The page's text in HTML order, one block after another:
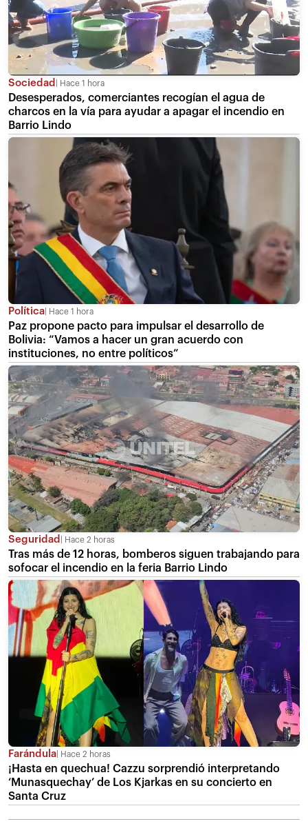
Sociedad Hace 1 hora
Desesperados, comerciantes recogían el agua de
charcos en la vía para ayudar a apagar el incendio en
Barrio Lindo
Política Hace 1 hora
Paz propone pacto para impulsar el desarrollo de
Bolivia: “Vamos a hacer un gran acuerdo con
instituciones, no entre políticos”
Seguridad Hace 2 horas
Tras más de 12 horas, bomberos siguen trabajando para
sofocar el incendio en la feria Barrio Lindo
Farándula Hace 2 horas
¡Hasta en quechua! Cazzu sorprendió interpretando
‘Munasquechay’ de Los Kjarkas en su concierto en
Santa Cruz